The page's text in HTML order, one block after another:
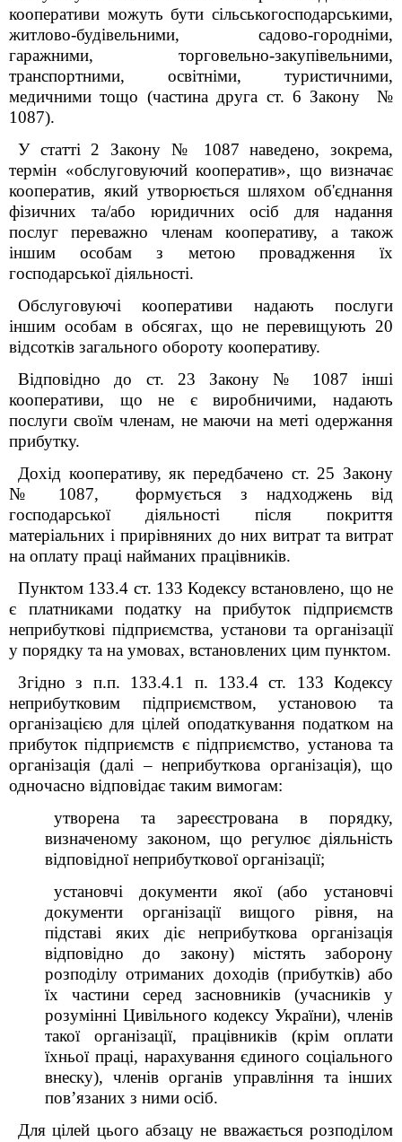
кооперативи можуть бути сільськогосподарськими,
житлово-будівельними, садово-городніми,
гаражними, торговельно-закупівельними,
транспортними, освітніми, туристичними,
медичними тощо (частина друга ст. 6 Закону №
1087).
У статті 2 Закону № 1087 наведено, зокрема,
термін «обслуговуючий кооператив», що визначає
кооператив, який утворюється шляхом об'єднання
фізичних та/або юридичних осіб для надання
послуг переважно членам кооперативу, а також
іншим особам з метою провадження їх
господарської діяльності.
Обслуговуючі кооперативи надають послуги
іншим особам в обсягах, що не перевищують 20
відсотків загального обороту кооперативу.
Відповідно до ст. 23 Закону № 1087 інші
кооперативи, що не є виробничими, надають
послуги своїм членам, не маючи на меті одержання
прибутку.
Дохід кооперативу, як передбачено ст. 25 Закону
№ 1087, формується з надходжень від
господарської діяльності після покриття
матеріальних і прирівняних до них витрат та витрат
на оплату праці найманих працівників.
Пунктом 133.4 ст. 133 Кодексу встановлено, що не
є платниками податку на прибуток підприємств
неприбуткові підприємства, установи та організації
у порядку та на умовах, встановлених цим пунктом.
Згідно з п.п. 133.4.1 п. 133.4 ст. 133 Кодексу
неприбутковим підприємством, установою та
організацією для цілей оподаткування податком на
прибуток підприємств є підприємство, установа та
організація (далі – неприбуткова організація), що
одночасно відповідає таким вимогам:
утворена та зареєстрована в порядку,
визначеному законом, що регулює діяльність
відповідної неприбуткової організації;
установчі документи якої (або установчі
документи організації вищого рівня, на
підставі яких діє неприбуткова організація
відповідно до закону) містять заборону
розподілу отриманих доходів (прибутків) або
їх частини серед засновників (учасників у
розумінні Цивільного кодексу України), членів
такої організації, працівників (крім оплати
їхньої праці, нарахування єдиного соціального
внеску), членів органів управління та інших
пов’язаних з ними осіб.
Для цілей цього абзацу не вважається розподілом